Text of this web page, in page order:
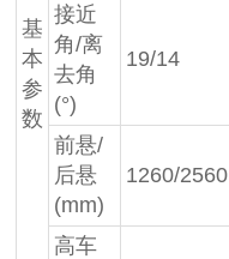
基
本
参
数
接近
角/离
去角
(°)
19/14
前悬/
后悬
(mm)
1260/2560
高车